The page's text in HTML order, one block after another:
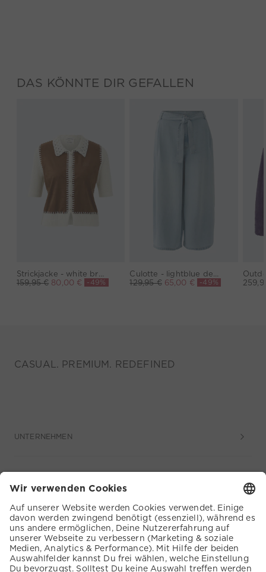
DAS KÖNNTE DIR GEFALLEN
159,95 € 80,00 € -49%
129,95 € 65,00 € -49%
CASUAL. PREMIUM. REDEFINED
UNTERNEHMEN
SERVICE
KUNDENSERVICE